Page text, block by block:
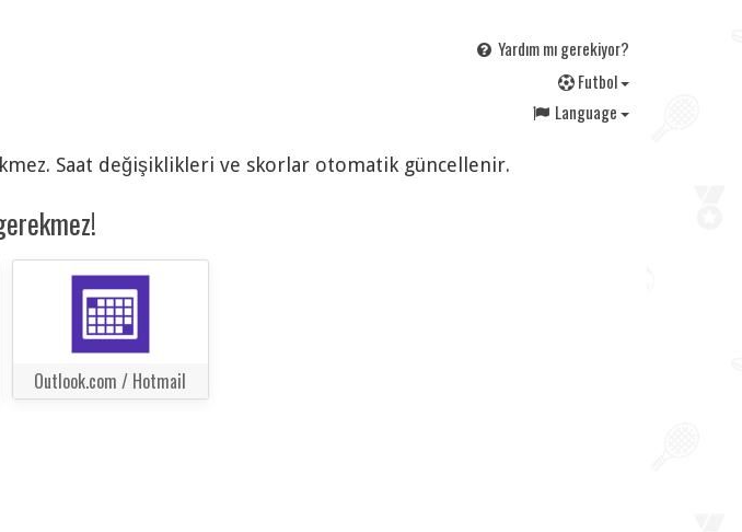
Yardım mı gerekiyor?
Futbol
Language
Saat değişiklikleri ve skorlar otomatik güncellenir.
Outlook.com / Hotmail